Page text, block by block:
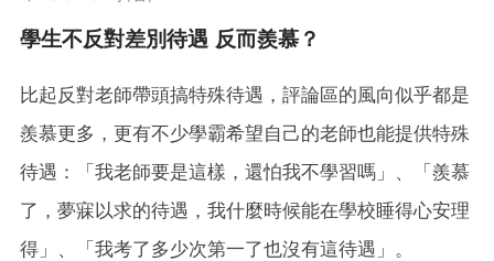
學生不反對差別待遇 反而羨慕？
比起反對老師帶頭搞特殊待遇，評論區的風向似乎都是
羨慕更多，更有不少學霸希望自己的老師也能提供特殊
待遇：「我老師要是這樣，還怕我不學習嗎」、「羨慕
了，夢寐以求的待遇，我什麼時候能在學校睡得心安理
得」、「我考了多少次第一了也沒有這待遇」。